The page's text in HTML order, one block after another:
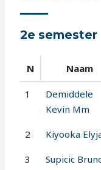
2e semester
N Naam
1
Demiddele
Kevin Mm
2 Kiyooka
3 Supicic